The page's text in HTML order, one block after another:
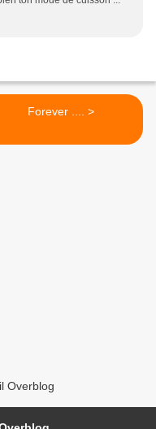
Forever .... >
Overblog